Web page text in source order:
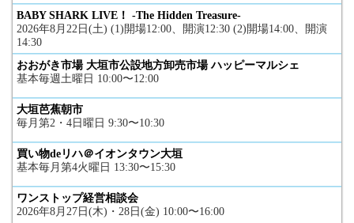
BABY SHARK LIVE！ -The Hidden Treasure-
2026年8月22日(土) (1)開場12:00、開演12:30 (2)開場14:00、開演
14:30
おおがき市場 大垣市公設地方卸売市場 ハッピーマルシェ
基本毎週土曜日 10:00〜12:00
大垣芭蕉朝市
毎月第2・4日曜日 9:30〜10:30
買い物deリハ＠イオンタウン大垣
基本毎月第4火曜日 13:30〜15:30
ワンストップ経営相談会
2026年8月27日(木)・28日(金) 10:00〜16:00